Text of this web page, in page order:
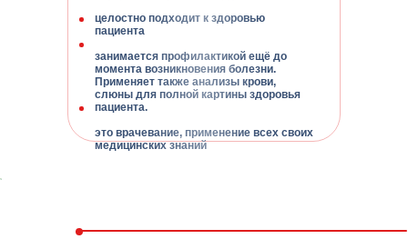
целостно подходит к здоровью
пациента
занимается профилактикой ещё до
момента возникновения болезни.
Применяет также анализы крови,
слюны для полной картины здоровья
пациента.
это врачевание, применение всех своих
медицинских знаний
Знакомство с
интегративным методом,
клинических случаев
пациентов. Розыгрыш
гранта на обучение.
профессиональную
квалификацию, получите
Получите знания по